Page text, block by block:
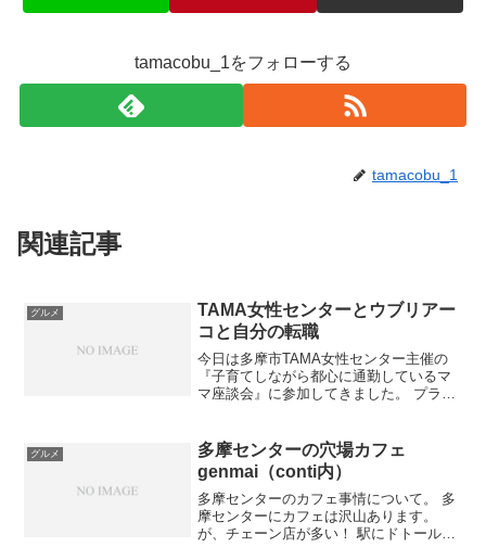
tamacobu_1をフォローする
tamacobu_1
関連記事
グルメ
TAMA女性センターとウブリアー
コと自分の転職
今日は多摩市TAMA女性センター主催の
『子育てしながら都心に通勤しているマ
マ座談会』に参加してきました。 プライ
「都心勤め」というくくりは初めてで新
鮮でした。 場所が関戸...
グルメ
多摩センターの穴場カフェ
genmai（conti内）
多摩センターのカフェ事情について。 多
摩センターにカフェは沢山あります。
が、チェーン店が多い！ 駅にドトールと